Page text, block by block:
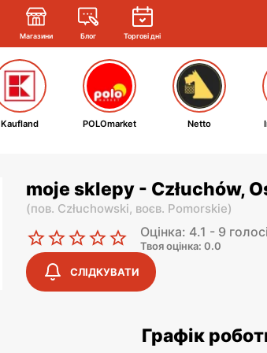
Магазини Блог Торгові дні
Kaufland POLOmarket Netto
moje sklepy - Człuchów,
(пов. Człuchowski, воєв. Pomorskie)
Оцінка: 4.1 - 9
Твоя оцінка: 0.0
СЛІДКУВАТИ
Графік